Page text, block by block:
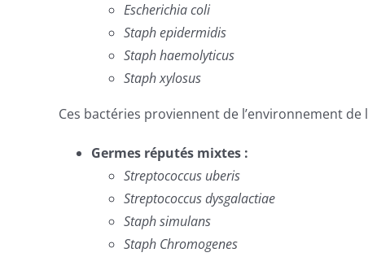
Escherichia coli
Staph epidermidis
Staph haemolyticus
Staph xylosus
Ces bactéries proviennent de l’environnement de
Germes réputés mixtes :
Streptococcus uberis
Streptococcus dysgalactiae
Staph simulans
Staph Chromogenes